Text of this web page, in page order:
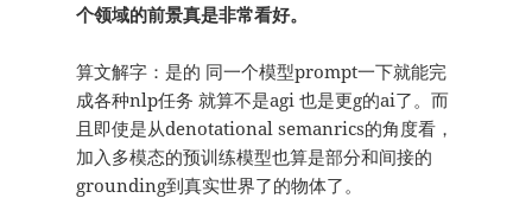
个领域的前景真是非常看好。
算文解字：是的 同一个模型prompt一下就能完
成各种nlp任务 就算不是agi 也是更g的ai了。而
且即使是从denotational semanrics的角度看，
加入多模态的预训练模型也算是部分和间接的
grounding到真实世界了的物体了。